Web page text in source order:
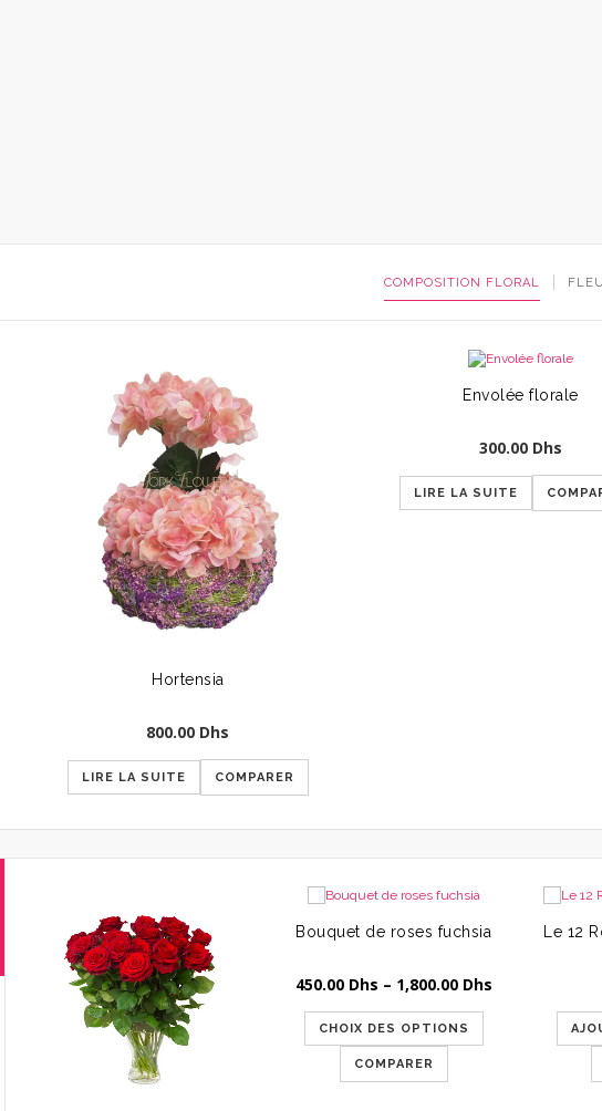
COMPOSITION FLORAL
Hortensia
800.00 Dhs
LIRE LA SUITE COMPARER
Envolée florale
300.00 Dhs
LIRE LA SUITE
Bouquet de roses fuchsia
450.00 Dhs – 1,800.00 Dhs
CHOIX DES OPTIONS
COMPARER